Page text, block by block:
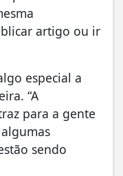
artigo ou ir
especial a
“A
para a gente
sendo